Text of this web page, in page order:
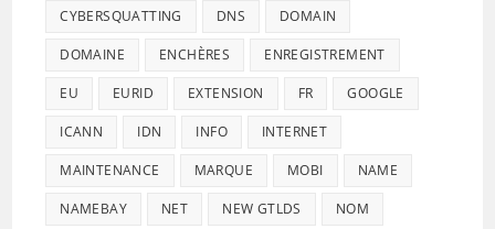
CYBERSQUATTING DNS DOMAIN
DOMAINE ENCHÈRES ENREGISTREMENT
EU EURID EXTENSION FR GOOGLE
ICANN IDN INFO INTERNET
MAINTENANCE MARQUE MOBI NAME
NAMEBAY NET NEW GTLDS NOM